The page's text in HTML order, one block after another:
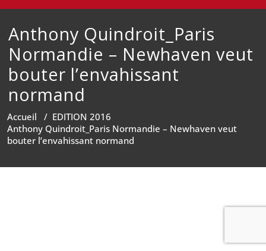
Anthony Quindroit_Paris
Normandie – Newhaven veut
bouter l’envahissant
normand
Accueil / EDITION 2016
Anthony Quindroit_Paris Normandie – Newhaven veut
bouter l’envahissant normand